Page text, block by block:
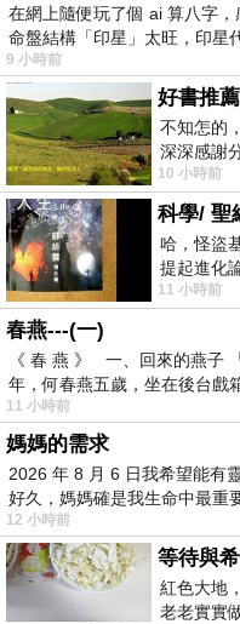
在網上隨便玩了個 ai 算八字
命盤結構「印星」太旺，印
9 小時前
不知怎的
深深感謝
不同樣貌
10 小時前
科學/ 聖
哈，怪盜
提起進化
時間就有
11 小時前
春燕---(一)
《 春 燕 》 一、回來的燕子
年，何春燕五歲，坐在後台戲
11 小時前
媽媽的需求
2026 年 8 月 6 日我希望能有
好久，媽媽確是我生命中最重
12 小時前
等待與
紅色大地
老老實實